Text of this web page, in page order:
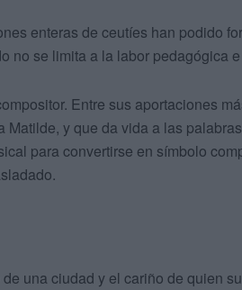
enteras de ceutíes han podido
no se limita a la labor pedagógica
Entre sus aportaciones
Matilde, y que da vida a las
para convertirse en símbolo
una ciudad y el cariño de quien